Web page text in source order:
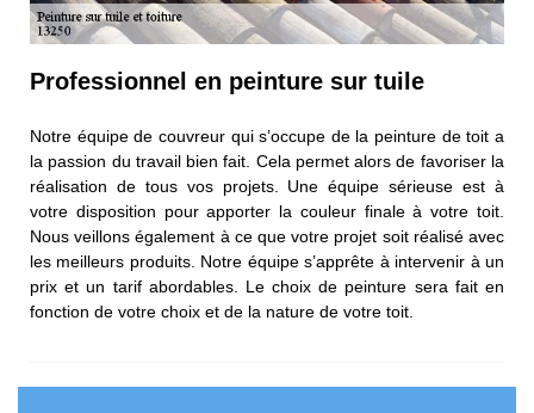
Professionnel en peinture sur tuile
Notre équipe de couvreur qui s’occupe de la peinture de toit a
la passion du travail bien fait. Cela permet alors de favoriser la
réalisation de tous vos projets. Une équipe sérieuse est à
votre disposition pour apporter la couleur finale à votre toit.
Nous veillons également à ce que votre projet soit réalisé avec
les meilleurs produits. Notre équipe s’apprête à intervenir à un
prix et un tarif abordables. Le choix de peinture sera fait en
fonction de votre choix et de la nature de votre toit.